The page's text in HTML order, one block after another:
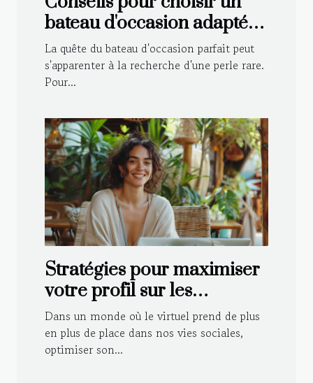
bateau d'occasion adapté à
vos besoins
La quête du bateau d'occasion parfait peut
s'apparenter à la recherche d'une perle rare.
Pour...
Stratégies pour maximiser
votre profil sur les
plateformes de rencontre
Dans un monde où le virtuel prend de plus
en plus de place dans nos vies sociales,
optimiser son...